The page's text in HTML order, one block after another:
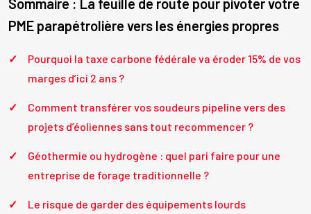
Sommaire : La feuille de route pour pivoter votre
PME parapétrolière vers les énergies propres
Pourquoi la taxe carbone fédérale va éroder 15% de vos
marges d’ici 2 ans ?
Comment transférer vos soudeurs pipeline vers des
projets d’éoliennes sans tout recommencer ?
Géothermie ou hydrogène : quel pari faire pour une
entreprise de forage traditionnelle ?
Le risque de garder des équipements lourds